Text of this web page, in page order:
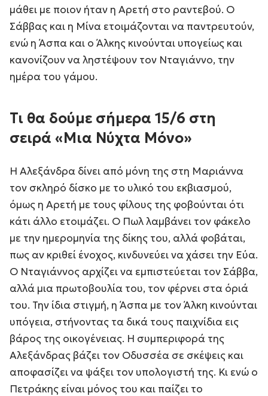
μάθει με ποιον ήταν η Αρετή στο ραντεβού. Ο
Σάββας και η Μίνα ετοιμάζονται να παντρευτούν,
ενώ η Άσπα και ο Άλκης κινούνται υπογείως και
κανονίζουν να ληστέψουν τον Νταγιάννο, την
ημέρα του γάμου.
Τι θα δούμε σήμερα 15/6 στη
σειρά «Μια Νύχτα Μόνο»
Η Αλεξάνδρα δίνει από μόνη της στη Μαριάννα
τον σκληρό δίσκο με το υλικό του εκβιασμού,
όμως η Αρετή με τους φίλους της φοβούνται ότι
κάτι άλλο ετοιμάζει. Ο Πωλ λαμβάνει τον φάκελο
με την ημερομηνία της δίκης του, αλλά φοβάται,
πως αν κριθεί ένοχος, κινδυνεύει να χάσει την Εύα.
Ο Νταγιάννος αρχίζει να εμπιστεύεται τον Σάββα,
αλλά μια πρωτοβουλία του, τον φέρνει στα όριά
του. Την ίδια στιγμή, η Άσπα με τον Άλκη κινούνται
υπόγεια, στήνοντας τα δικά τους παιχνίδια εις
βάρος της οικογένειας. Η συμπεριφορά της
Αλεξάνδρας βάζει τον Οδυσσέα σε σκέψεις και
αποφασίζει να ψάξει τον υπολογιστή της. Κι ενώ ο
Πετράκης είναι μόνος του και παίζει το